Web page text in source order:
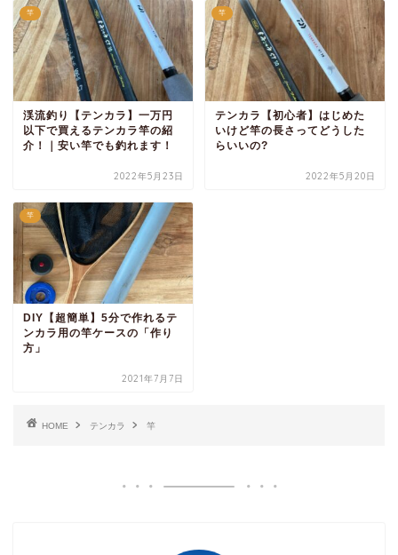
竿
渓流釣り【テンカラ】一万円
以下で買えるテンカラ竿の紹
介！｜安い竿でも釣れます！
2022年5月23日
竿
テンカラ【初心者】はじめた
いけど竿の長さってどうした
らいいの?
2022年5月20日
竿
DIY【超簡単】5分で作れるテ
ンカラ用の竿ケースの「作り
方」
2021年7月7日
HOME テンカラ 竿